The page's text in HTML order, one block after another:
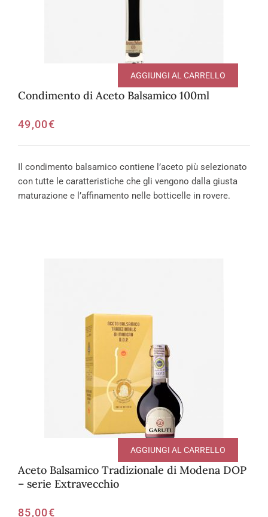
Condimento di Aceto Balsamico 100ml
49,00€
AGGIUNGI AL CARRELLO
Il condimento balsamico contiene l’aceto più selezionato
con tutte le caratteristiche che gli vengono dalla giusta
maturazione e l’affinamento nelle botticelle in rovere.
Aceto Balsamico Tradizionale di Modena DOP
– serie Extravecchio
85,00€
AGGIUNGI AL CARRELLO